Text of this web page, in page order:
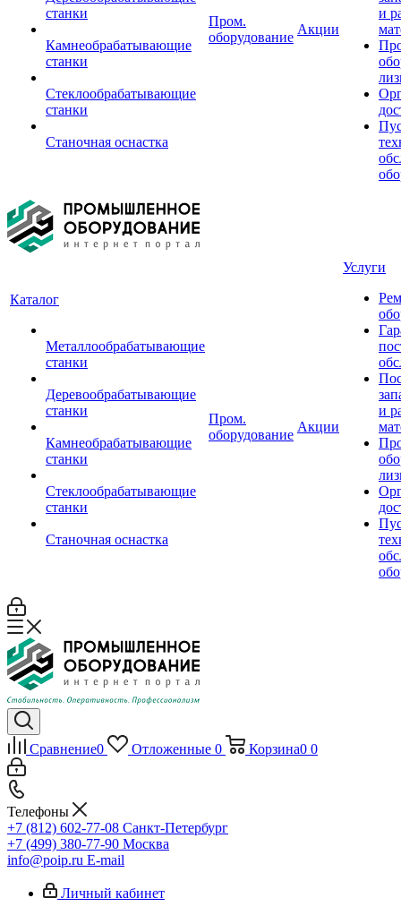
станки
Камнеобрабатывающие
станки
Стеклообрабатывающие
станки
Станочная оснастка
Пром.
оборудование
Акции
и
Каталог
Металлообрабатывающие
станки
Деревообрабатывающие
станки
Камнеобрабатывающие
станки
Стеклообрабатывающие
станки
Станочная оснастка
Пром.
оборудование
Акции
Услуги
и
Сравнение0 Отложенные 0 Корзина0 0
Телефоны
+7 (812) 602-77-08 Санкт-Петербург
+7 (499) 380-77-90 Москва
info@poip.ru E-mail
Личный кабинет